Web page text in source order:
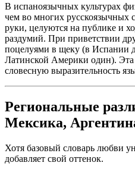
В испаноязычных культурах
чем во многих русскоязычных
руки, целуются на публике и
раздумий. При приветствии
поцелуями в щеку (в Испании
Латинской Америки один). Эта
словесную выразительность
Региональные
Мексика,
Хотя базовый словарь любви
добавляет свой оттенок.